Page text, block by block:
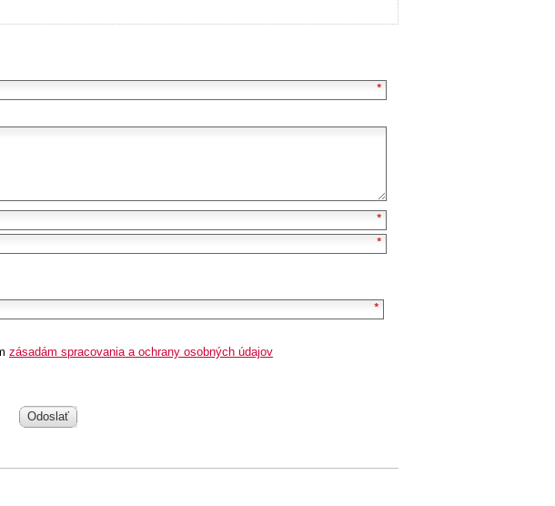
zásadám spracovania a ochrany osobných údajov
Odoslať